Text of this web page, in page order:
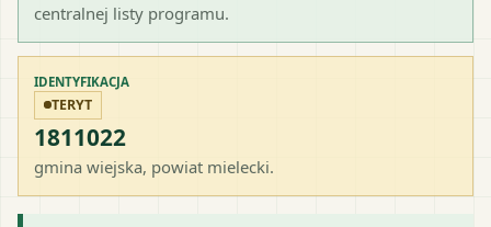
centralnej listy programu.
IDENTYFIKACJA
TERYT
1811022
gmina wiejska, powiat mielecki.